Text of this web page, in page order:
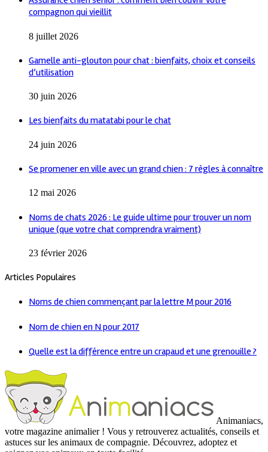
compagnon qui vieillit
8 juillet 2026
Gamelle anti-glouton pour chat : bienfaits, choix et conseils
d’utilisation
30 juin 2026
Les bienfaits du matatabi pour le chat
24 juin 2026
Se promener en ville avec un grand chien : 7 règles à connaître
12 mai 2026
Noms de chats 2026 : Le guide ultime pour trouver un nom
unique (que votre chat comprendra vraiment)
23 février 2026
Articles Populaires
Noms de chien commençant par la lettre M pour 2016
Nom de chien en N pour 2017
Quelle est la différence entre un crapaud et une grenouille ?
Animaniacs,
votre magazine animalier ! Vous y retrouverez actualités, conseils et
astuces sur les animaux de compagnie. Découvrez, adoptez et